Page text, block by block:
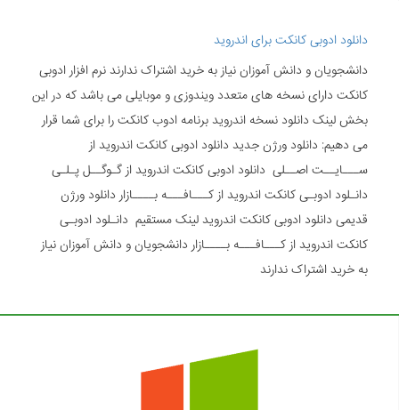
دانلود ادوبی کانکت برای اندروید
دانشجویان و دانش آموزان نیاز به خرید اشتراک ندارند نرم افزار ادوبی
کانکت دارای نسخه های متعدد ویندوزی و موبایلی می باشد که در این
بخش لینک دانلود نسخه اندروید برنامه ادوب کانکت را برای شما قرار
می دهیم: دانلود ورژن جدید دانلود ادوبی کانکت اندروید از
ســـایــت اصــلی دانلود ادوبی کانکت اندروید از گـوگــل پـلـی
دانـلود ادوبـی کانکت اندروید از کـــافـــه بــــازار دانلود ورژن
قدیمی دانلود ادوبی کانکت اندروید لینک مستقیم دانـلود ادوبـی
کانکت اندروید از کـــافـــه بــــازار دانشجویان و دانش آموزان نیاز
به خرید اشتراک ندارند